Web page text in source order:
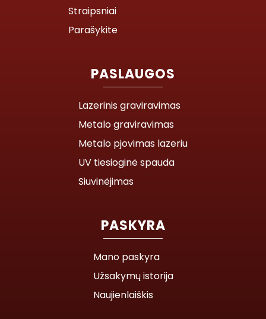
Straipsniai
Parašykite
PASLAUGOS
Lazerinis graviravimas
Metalo graviravimas
Metalo pjovimas lazeriu
UV tiesioginė spauda
Siuvinėjimas
PASKYRA
Mano paskyra
Užsakymų istorija
Naujienlaiškis